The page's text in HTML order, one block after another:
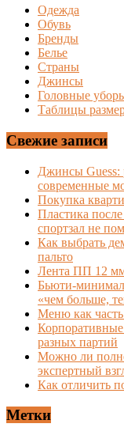
Одежда
Обувь
Бренды
Белье
Страны
Джинсы
Головные
Таблицы
Свежие записи
Джинсы Guess:
современные
Покупка
Пластика после
спортзал не
Как выбрать
пальто
Лента ПП 12
Бьюти-
«чем больше,
Меню как
Корпоративные
разных партий
Можно ли
экспертный
Как отличить
Метки